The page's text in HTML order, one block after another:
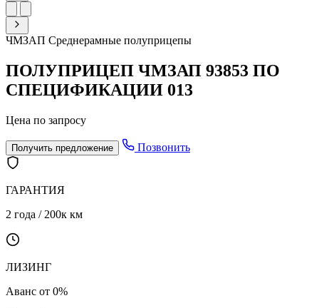
ЧМЗАП Среднерамные полуприцепы
ПОЛУПРИЦЕП ЧМЗАП 93853 ПО
СПЕЦИФИКАЦИИ 013
Цена по запросу
Получить предложение Позвонить
ГАРАНТИЯ
2 года / 200к км
ЛИЗИНГ
Аванс от 0%